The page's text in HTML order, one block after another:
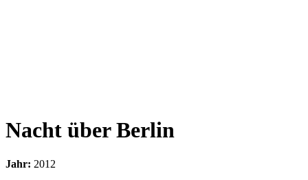
Nacht über Berlin
Jahr: 2012